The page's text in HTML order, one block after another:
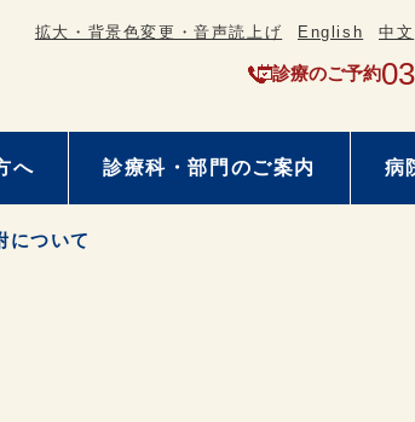
拡大・背景色変更・音声読上げ English 中文
診療のご予約
へ 診療科・部門のご案内 病
について